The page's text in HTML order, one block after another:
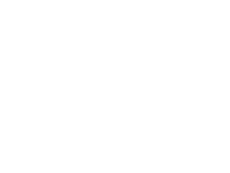
- Obchodná